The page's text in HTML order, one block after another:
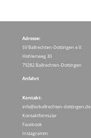
Adresse:
SV Ballrechten-Dottingen e.V.
Hohlenweg 30
79282 Ballrechten-Dottingen
Anfahrt
Kontakt:
info@svballrechten-dottingen.de
Kontaktformular
Facebook
Instagramm